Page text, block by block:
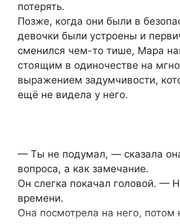
потерять.
Позже, когда они были в
девочки были устроены и
сменился чем-то тише, Мара
стоящим в одиночестве на
выражением задумчивости,
ещё не видела у него.
— Ты не подумал, — сказала
вопроса, а как замечание.
Он слегка покачал головой. —
времени.
Она посмотрела на него, потом